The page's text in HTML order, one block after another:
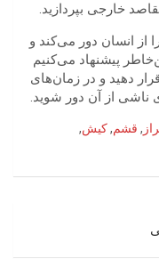
خارجی بپردازید.
انسان دور می‌کند و
پیشنهاد می‌کنیم
دهید و در زمان‌های
از آن دور شوید.
, قشم,کیش,